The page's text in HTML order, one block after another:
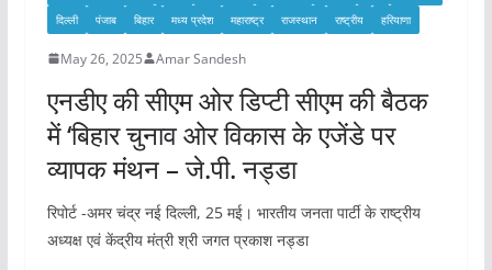
दिल्ली
पंजाब बिहार मध्य प्रदेश महाराष्ट्र राजस्थान राष्ट्रीय हरियाणा
May 26, 2025 Amar Sandesh
एनडीए की सीएम ओर डिप्टी सीएम की बैठक
में ‘बिहार चुनाव ओर विकास के एजेंडे पर
व्यापक मंथन – जे.पी. नड्डा
रिपोर्ट -अमर चंद्र नई दिल्ली, 25 मई। भारतीय जनता पार्टी के राष्ट्रीय
अध्यक्ष एवं केंद्रीय मंत्री श्री जगत प्रकाश नड्डा